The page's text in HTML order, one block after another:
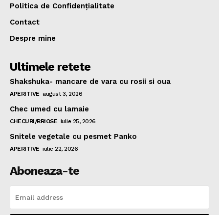
Politica de Confidențialitate
Contact
Despre mine
Ultimele retete
Shakshuka- mancare de vara cu rosii si oua
APERITIVE august 3, 2026
Chec umed cu lamaie
CHECURI/BRIOSE iulie 25, 2026
Snitele vegetale cu pesmet Panko
APERITIVE iulie 22, 2026
Aboneaza-te